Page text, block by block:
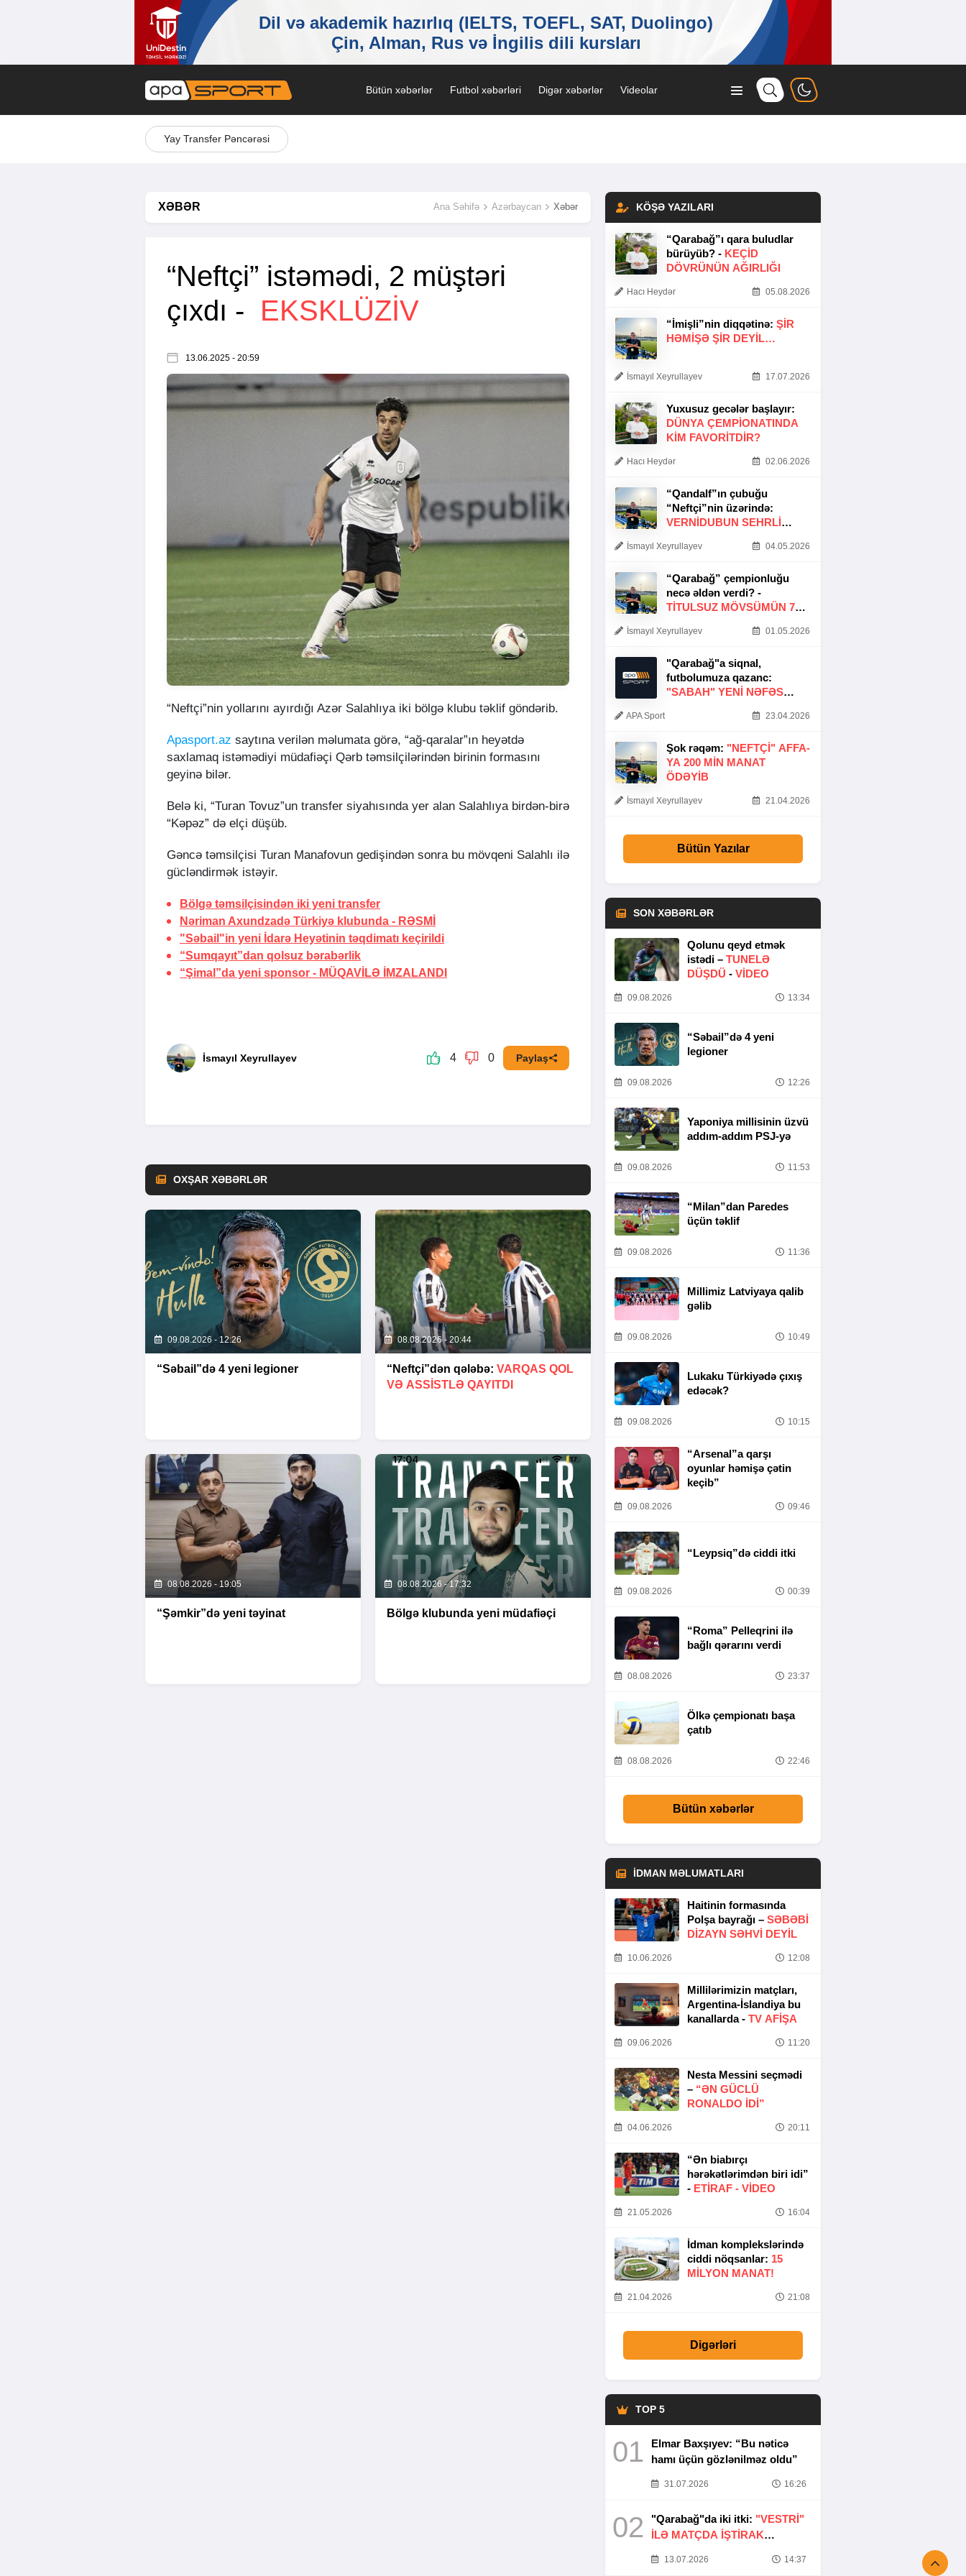
Bütün xəbərlər Futbol xəbərləri Digər xəbərlər Videolar
Yay Transfer Pəncərəsi
XƏBƏR Ana Səhifə Azərbaycan Xəbər
“Neftçi” istəmədi, 2 müştəri
çıxdı - EKSKLÜZİV
13.06.2025 - 20:59
“Neftçi”nin yollarını ayırdığı Azər Salahlıya iki bölgə klubu təklif göndərib.
Apasport.az saytına verilən məlumata görə, “ağ-qaralar”ın heyətdə
saxlamaq istəmədiyi müdafiəçi Qərb təmsilçilərindən birinin formasını
geyinə bilər.
Belə ki, “Turan Tovuz”un transfer siyahısında yer alan Salahlıya birdən-birə
“Kəpəz” də elçi düşüb.
Gəncə təmsilçisi Turan Manafovun gedişindən sonra bu mövqeni Salahlı ilə
gücləndirmək istəyir.
Bölgə təmsilçisindən iki yeni transfer
Nəriman Axundzadə Türkiyə klubunda - RƏSMİ
"Səbail"in yeni İdarə Heyətinin təqdimatı keçirildi
“Sumqayıt”dan qolsuz bərabərlik
“Şimal”da yeni sponsor - MÜQAVİLƏ İMZALANDI
İsmayıl Xeyrullayev 4 0 Paylaş
OXŞAR XƏBƏRLƏR
09.08.2026 - 12:26
“Səbail”də 4 yeni legioner
08.08.2026 - 20:44
“Neftçi”dən qələbə: VARQAS QOL
VƏ ASSİSTLƏ QAYITDI
08.08.2026 - 19:05
“Şəmkir”də yeni təyinat
08.08.2026 - 17:32
Bölgə klubunda yeni müdafiəçi
KÖŞƏ YAZILARI
“Qarabağ”ı qara buludlar
bürüyüb? - KEÇID
DÖVRÜNÜN AĞIRLIĞI
Hacı Heydər 05.08.2026
“İmişli”nin diqqətinə: ŞIR
HƏMIŞƏ ŞIR DEYIL…
İsmayıl Xeyrullayev 17.07.2026
Yuxusuz gecələr başlayır:
DÜNYA ÇEMPIONATINDA
KIM FAVORITDIR?
Hacı Heydər 02.06.2026
“Qandalf”ın çubuğu
“Neftçi”nin üzərində:
VERNİDUBUN SEHRLİ
İsmayıl Xeyrullayev 04.05.2026
“Qarabağ” çempionluğu
necə əldən verdi? -
TITULSUZ MÖVSÜMÜN 7
İsmayıl Xeyrullayev 01.05.2026
"Qarabağ"a siqnal,
futbolumuza qazanc:
"SABAH" YENI NƏFƏS
APA Sport 23.04.2026
Şok rəqəm: "NEFTÇI" AFFA-
YA 200 MIN MANAT
ÖDƏYIB
İsmayıl Xeyrullayev 21.04.2026
Bütün Yazılar
SON XƏBƏRLƏR
Qolunu qeyd etmək
istədi – TUNELƏ
DÜŞDÜ - VİDEO
09.08.2026 13:34
“Səbail”də 4 yeni
legioner
09.08.2026 12:26
Yaponiya millisinin üzvü
addım-addım PSJ-yə
09.08.2026 11:53
“Milan”dan Paredes
üçün təklif
09.08.2026 11:36
Millimiz Latviyaya qalib
gəlib
09.08.2026 10:49
Lukaku Türkiyədə çıxış
edəcək?
09.08.2026 10:15
“Arsenal”a qarşı
oyunlar həmişə çətin
keçib”
09.08.2026 09:46
“Leypsiq”də ciddi itki
09.08.2026 00:39
“Roma” Pelleqrini ilə
bağlı qərarını verdi
08.08.2026 23:37
Ölkə çempionatı başa
çatıb
08.08.2026 22:46
Bütün xəbərlər
İDMAN MƏLUMATLARI
Haitinin formasında
Polşa bayrağı – SƏBƏBI
DIZAYN SƏHVI DEYIL
10.06.2026 12:08
Millilərimizin matçları,
Argentina-İslandiya bu
kanallarda - TV AFİŞA
09.06.2026 11:20
Nesta Messini seçmədi
– “ƏN GÜCLÜ
RONALDO IDI”
04.06.2026 20:11
“Ən biabırçı
hərəkətlərimdən biri idi”
- ETIRAF - VİDEO
21.05.2026 16:04
İdman komplekslərində
ciddi nöqsanlar: 15
MILYON MANAT!
21.04.2026 21:08
Digərləri
TOP 5
01
Elmar Baxşıyev: “Bu nəticə
hamı üçün gözlənilməz oldu”
31.07.2026 16:26
02 "Qarabağ"da iki itki: "VESTRİ"
İLƏ MATÇDA İŞTİRAK
13.07.2026 14:37